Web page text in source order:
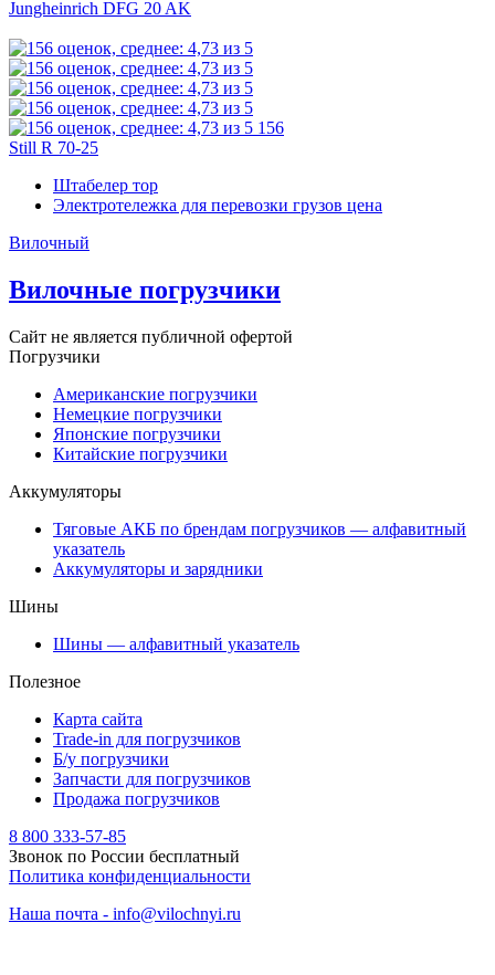
Jungheinrich DFG 20 AK
156
Still R 70-25
Штабелер тор
Электротележка для перевозки грузов цена
Вилочный
Вилочные погрузчики
Сайт не является публичной офертой
Погрузчики
Американские погрузчики
Немецкие погрузчики
Японские погрузчики
Китайские погрузчики
Аккумуляторы
Тяговые АКБ по брендам погрузчиков — алфавитный
указатель
Аккумуляторы и зарядники
Шины
Шины — алфавитный указатель
Полезное
Карта сайта
Trade-in для погрузчиков
Б/у погрузчики
Запчасти для погрузчиков
Продажа погрузчиков
8 800 333-57-85
Звонок по России бесплатный
Политика конфиденциальности
Наша почта - info@vilochnyi.ru